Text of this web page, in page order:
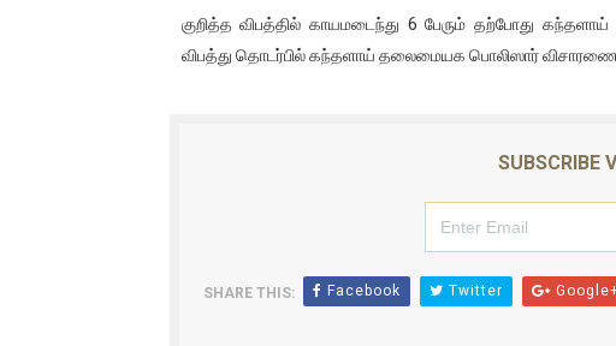
ஐ.நா முன்றலில் சீரற்ற காலநிலையிலும்
வலிமை தான் அஜித் திரைப்பயணத்திலே
குறித்த விபத்தில் காயமடைந்து 6 பேரும் தற்போது
விபத்து தொடர்பில் கந்தளாய் தலைமையக பொலிஸார்
SUBSCRIBE
SHARE THIS: Facebook Twitter